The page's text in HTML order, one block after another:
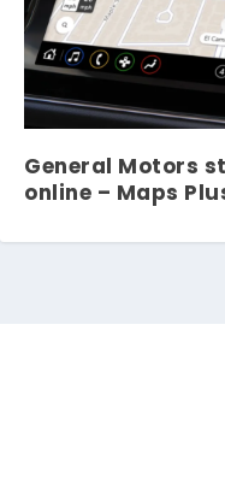
General Motors
online – Maps